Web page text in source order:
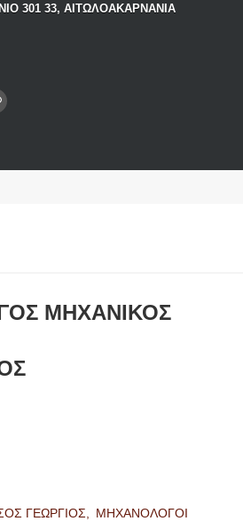
301 33, ΑΙΤΩΛΟΑΚΑΡΝΑΝΙΑ
ΜΗΧΑΝΙΚΟΣ
ΓΕΩΡΓΙΟΣ,
ΜΗΧΑΝΟΛΟΓΟΙ